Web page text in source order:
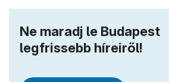
Ne maradj le Budapest
legfrissebb híreiről!